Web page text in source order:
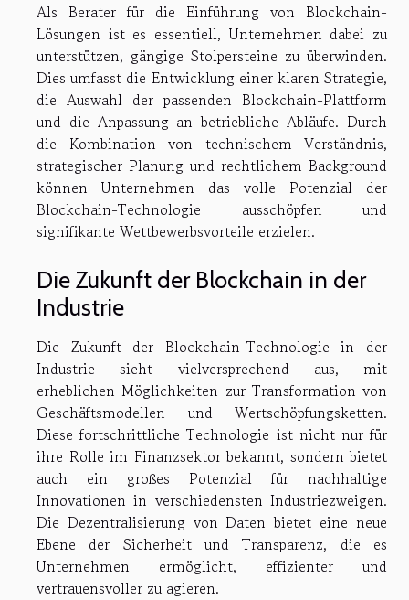
Als Berater für die Einführung von Blockchain-
Lösungen ist es essentiell, Unternehmen dabei zu
unterstützen, gängige Stolpersteine zu überwinden.
Dies umfasst die Entwicklung einer klaren Strategie,
die Auswahl der passenden Blockchain-Plattform
und die Anpassung an betriebliche Abläufe. Durch
die Kombination von technischem Verständnis,
strategischer Planung und rechtlichem Background
können Unternehmen das volle Potenzial der
Blockchain-Technologie ausschöpfen und
signifikante Wettbewerbsvorteile erzielen.
Die Zukunft der Blockchain in der
Industrie
Die Zukunft der Blockchain-Technologie in der
Industrie sieht vielversprechend aus, mit
erheblichen Möglichkeiten zur Transformation von
Geschäftsmodellen und Wertschöpfungsketten.
Diese fortschrittliche Technologie ist nicht nur für
ihre Rolle im Finanzsektor bekannt, sondern bietet
auch ein großes Potenzial für nachhaltige
Innovationen in verschiedensten Industriezweigen.
Die Dezentralisierung von Daten bietet eine neue
Ebene der Sicherheit und Transparenz, die es
Unternehmen ermöglicht, effizienter und
vertrauensvoller zu agieren.